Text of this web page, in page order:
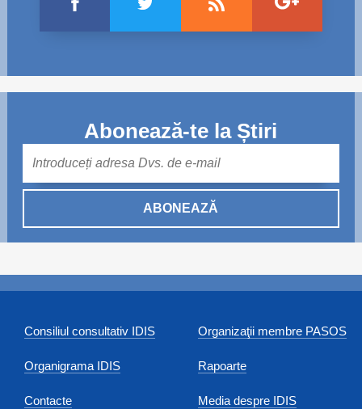
Abonează-te la Știri
ABONEAZĂ
Consiliul consultativ IDIS
Organigrama IDIS
Contacte
Organizaţii membre PASOS
Rapoarte
Media despre IDIS